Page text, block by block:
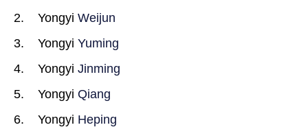
Yongyi Weijun
Yongyi Yuming
Yongyi Jinming
Yongyi Qiang
Yongyi Heping